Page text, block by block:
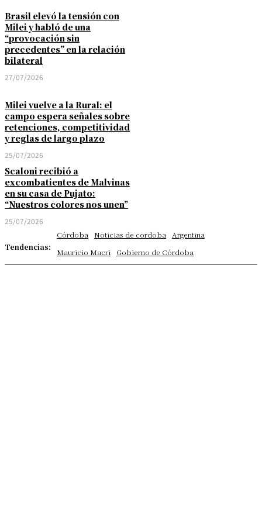
Brasil elevó la tensión con
Milei y habló de una
“provocación sin
precedentes” en la relación
bilateral
27/07/2026
Milei vuelve a la Rural: el
campo espera señales sobre
retenciones, competitividad
y reglas de largo plazo
25/07/2026
Scaloni recibió a
excombatientes de Malvinas
en su casa de Pujato:
“Nuestros colores nos unen”
25/07/2026
Tendencias:
Córdoba Noticias de cordoba
Argentina
Mauricio Macri
Gobierno de Córdoba